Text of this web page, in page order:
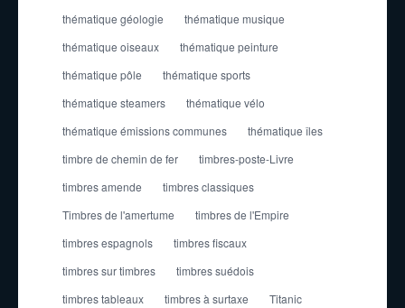
thématique géologie
thématique musique
thématique oiseaux
thématique peinture
thématique pôle
thématique sports
thématique steamers
thématique vélo
thématique émissions communes
thématique îles
timbre de chemin de fer
timbres-poste-Livre
timbres amende
timbres classiques
Timbres de l'amertume
timbres de l'Empire
timbres espagnols
timbres fiscaux
timbres sur timbres
timbres suédois
timbres tableaux
timbres à surtaxe
Titanic